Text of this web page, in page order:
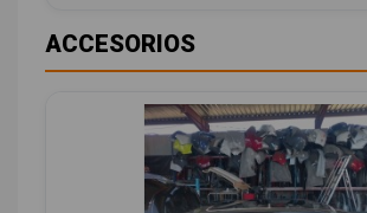
ACCESORIOS